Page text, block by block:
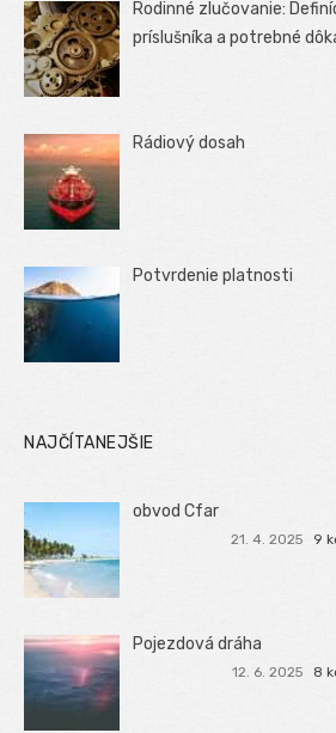
Rodinné zlučovanie:
príslušníka a potrebné
Rádiový dosah
Potvrdenie platnosti
NAJČÍTANEJŠIE
obvod Cfar
21. 4. 2025 9
Pojezdová dráha
12. 6. 2025 8